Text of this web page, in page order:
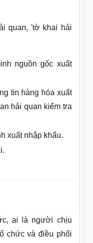
quan, 'tờ khai hải
nguồn gốc xuất
tin hàng hóa xuất
hải quan kiểm tra
xuất nhập khẩu.
ai là người chịu
chức và điều phối